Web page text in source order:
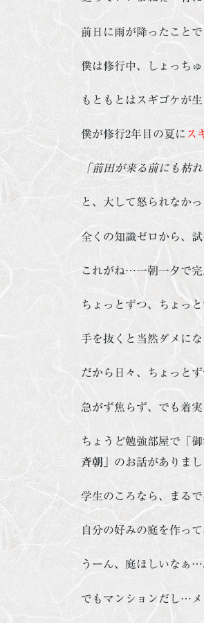
前日に雨が降ったこと
僕は修行中、しょっち
もともとはスギゴケが
僕が修行2年目の夏に ス
「前田が来る前にも枯
と、大して怒られなか
全くの知識ゼロから、
これがね…一朝一夕で完
ちょっとずつ、ちょっ
手を抜くと当然ダメに
だから日々、ちょっとず
急がず焦らず、でも着
ちょうど勉強部屋で「
斉朝」 のお話がありま
学生のころなら、まる
自分の好みの庭を作っ
うーん、庭ほしいなぁ
でもマンションだし…メ